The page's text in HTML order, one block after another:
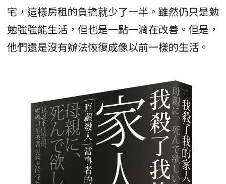
宅，這樣房租的負擔就少了一半。雖然仍只是勉
勉強強能生活，但也是一點一滴在改善。但是，
他們還是沒有辦法恢復成像以前一樣的生活。